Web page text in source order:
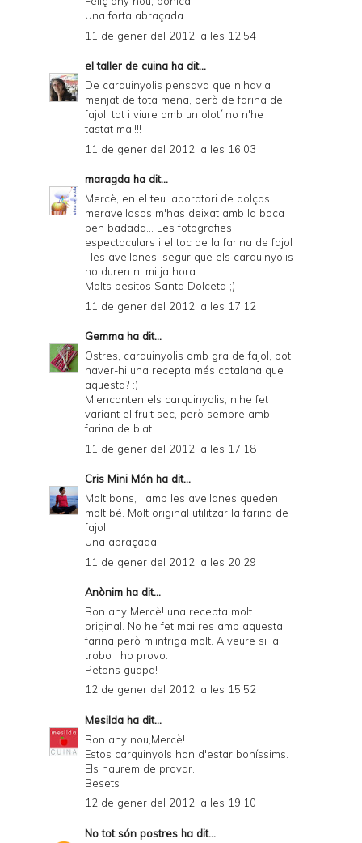
Una forta abraçada
11 de gener del 2012, a les 12:54
el taller de cuina ha dit...
De carquinyolis pensava que n'havia
menjat de tota mena, però de farina de
fajol, tot i viure amb un olotí no n'he
tastat mai!!!
11 de gener del 2012, a les 16:03
maragda ha dit...
Mercè, en el teu laboratori de dolços
meravellosos m'has deixat amb la boca
ben badada... Les fotografies
espectaculars i el toc de la farina de fajol
i les avellanes, segur que els carquinyolis
no duren ni mitja hora...
Molts besitos Santa Dolceta ;)
11 de gener del 2012, a les 17:12
Gemma ha dit...
Ostres, carquinyolis amb gra de fajol, pot
haver-hi una recepta més catalana que
aquesta? :)
M'encanten els carquinyolis, n'he fet
variant el fruit sec, però sempre amb
farina de blat...
11 de gener del 2012, a les 17:18
Cris Mini Món ha dit...
Molt bons, i amb les avellanes queden
molt bé. Molt original utilitzar la farina de
fajol.
Una abraçada
11 de gener del 2012, a les 20:29
Anònim ha dit...
Bon any Mercè! una recepta molt
original. No he fet mai res amb aquesta
farina però m'intriga molt. A veure si la
trobo i ho provo.
Petons guapa!
12 de gener del 2012, a les 15:52
Mesilda ha dit...
Bon any nou,Mercè!
Estos carquinyols han d'estar boníssims.
Els haurem de provar.
Besets
12 de gener del 2012, a les 19:10
No tot són postres ha dit...